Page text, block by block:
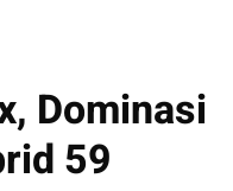
Dominasi
59